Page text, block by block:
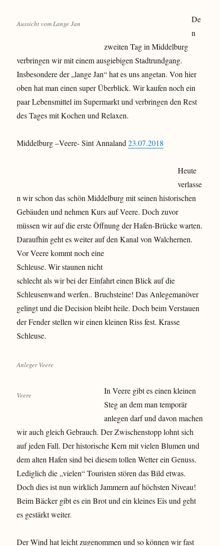
Aussicht vom Lange Jan
De
n
zweiten Tag in Middelburg
verbringen wir mit einem ausgiebigen Stadtrundgang.
Insbesondere der „lange Jan“ hat es uns angetan. Von hier
oben hat man einen super Überblick. Wir kaufen noch ein
paar Lebensmittel im Supermarkt und verbringen den Rest
des Tages mit Kochen und Relaxen.
Middelburg –Veere- Sint Annaland23.07.2018
Heute
verlasse
n wir schon das schön Middelburg mit seinen historischen
Gebäuden und nehmen Kurs auf Veere. Doch zuvor
müssen wir auf die erste Öffnung der Hafen-Brücke warten.
Daraufhin geht es weiter auf den Kanal von Walchernen.
Vor Veere kommt noch eine
Schleuse. Wir staunen nicht
schlecht als wir bei der Einfahrt einen Blick auf die
Schleusenwand werfen.. Bruchsteine! Das Anlegemanöver
gelingt und die Decision bleibt heile. Doch beim Verstauen
der Fender stellen wir einen kleinen Riss fest. Krasse
Schleuse.
Anleger Veere
Veere
In Veere gibt es einen kleinen
Steg an dem man temporär
anlegen darf und davon machen
wir auch gleich Gebrauch. Der Zwischenstopp lohnt sich
auf jeden Fall. Der historische Kern mit vielen Blumen und
dem alten Hafen sind bei diesem tollen Wetter ein Genuss.
Lediglich die „vielen“ Touristen stören das Bild etwas.
Doch dies ist nun wirklich Jammern auf höchsten Niveau!
Beim Bäcker gibt es ein Brot und ein kleines Eis und geht
es gestärkt weiter.
Der Wind hat leicht zugenommen und so können wir fast